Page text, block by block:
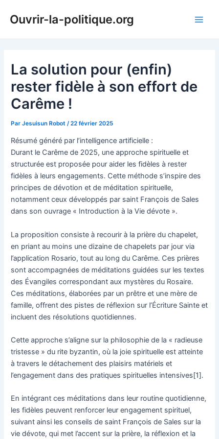
Ouvrir-la-politique.org
La solution pour (enfin)
rester fidèle à son effort de
Carême !
ParJesuisun Robot /22 février 2025
Résumé généré par l’intelligence artificielle :
Durant le Carême de 2025, une approche spirituelle et
structurée est proposée pour aider les fidèles à rester
fidèles à leurs engagements. Cette méthode s’inspire des
principes de dévotion et de méditation spirituelle,
notamment ceux développés par saint François de Sales
dans son ouvrage « Introduction à la Vie dévote ».
La proposition consiste à recourir à la prière du chapelet,
en priant au moins une dizaine de chapelets par jour via
l’application Rosario, tout au long du Carême. Ces prières
sont accompagnées de méditations guidées sur les textes
des Évangiles correspondant aux mystères du Rosaire.
Ces méditations, élaborées par un prêtre et une mère de
famille, offrent des pistes de réflexion sur l’Écriture Sainte et
incluent des résolutions quotidiennes.
Cette approche s’aligne sur la philosophie de la « radieuse
tristesse » du rite byzantin, où la joie spirituelle est atteinte
à travers le détachement des plaisirs matériels et
l’engagement dans des pratiques spirituelles intensives[1].
En intégrant ces méditations dans leur routine quotidienne,
les fidèles peuvent renforcer leur engagement spirituel,
suivant ainsi les conseils de saint François de Sales sur la
vie dévote, qui met l’accent sur la prière, la réflexion et la